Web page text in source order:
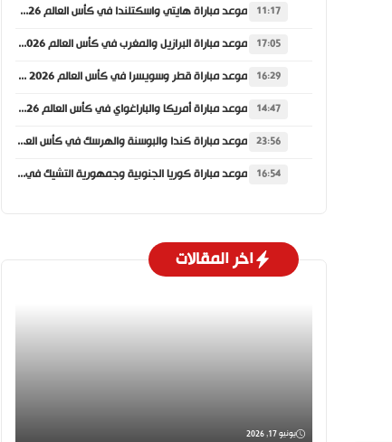
11:17 موعد مباراة هايتي واسكتلندا في كأس العالم 2026 والقنوات الناقلة
17:05 موعد مباراة البرازيل والمغرب في كأس العالم 2026 والقنوات الناقلة
16:29 موعد مباراة قطر وسويسرا في كأس العالم 2026 والقنوات الناقلة
14:47 موعد مباراة أمريكا والباراغواي في كأس العالم 2026 والقنوات الناقلة
23:56 موعد مباراة كندا والبوسنة والهرسك في كأس العالم 2026 والقنوات الناقلة
16:54 موعد مباراة كوريا الجنوبية وجمهورية التشيك في كأس العالم 2026 والقنوات الناقلة
اخر المقالات
يونيو 17, 2026